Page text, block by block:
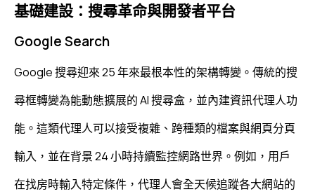
基礎建設：搜尋革命與開發者平台
Google Search
Google 搜尋迎來 25 年來最根本性的架構轉變。傳統的搜
尋框轉變為能動態擴展的 AI 搜尋盒，並內建資訊代理人功
能。這類代理人可以接受複雜、跨種類的檔案與網頁分頁
輸入，並在背景 24 小時持續監控網路世界。例如，用戶
在找房時輸入特定條件，代理人會全天候追蹤各大網站的